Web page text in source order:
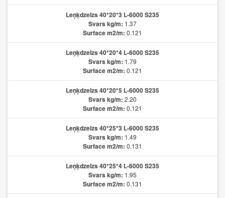
Leņķdzelzs 40*20*3 L-6000 S235
Svars kg/m: 1.37
Surface m2/m: 0.121
Leņķdzelzs 40*20*4 L-6000 S235
Svars kg/m: 1.79
Surface m2/m: 0.121
Leņķdzelzs 40*20*5 L-6000 S235
Svars kg/m: 2.20
Surface m2/m: 0.121
Leņķdzelzs 40*25*3 L-6000 S235
Svars kg/m: 1.49
Surface m2/m: 0.131
Leņķdzelzs 40*25*4 L-6000 S235
Svars kg/m: 1.95
Surface m2/m: 0.131